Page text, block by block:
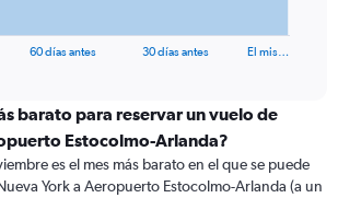
60 días antes 30 días antes El mis…
barato para reservar un vuelo de
Estocolmo-Arlanda?
es el mes más barato en el que se puede
York a Aeropuerto Estocolmo-Arlanda (a un